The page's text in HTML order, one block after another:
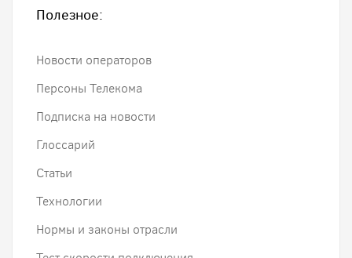
Полезное:
Новости операторов
Персоны Телекома
Подписка на новости
Глоссарий
Статьи
Технологии
Нормы и законы отрасли